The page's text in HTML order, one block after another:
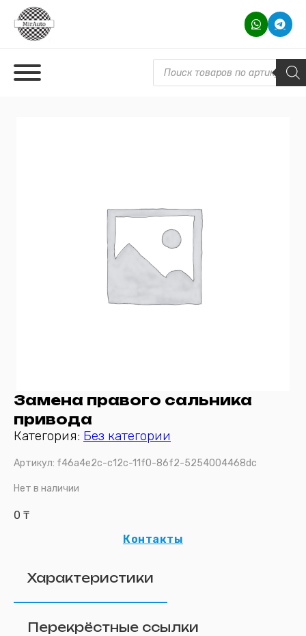
Поиск товаров
Замена правого сальника
привода
Категория: Без категории
Артикул: f46a4e2c-c12c-11f0-86f2-5254004468dc
Нет в наличии
0 ₸
Контакты
Характеристики
Перекрёстные ссылки